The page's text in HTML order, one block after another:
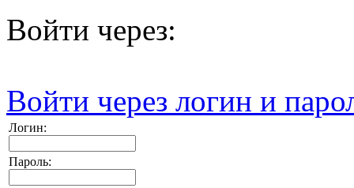
Войти через:
Войти через логин и
Логин:
Пароль: